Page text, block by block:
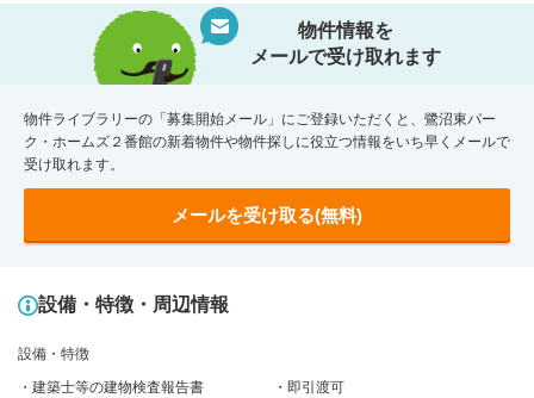
物件情報を
メールで受け取れます
物件ライブラリーの「募集開始メール」にご登録いただくと、鷺沼東パー
ク・ホームズ２番館の新着物件や物件探しに役立つ情報をいち早くメールで
受け取れます。
メールを受け取る(無料)
設備・特徴・周辺情報
設備・特徴
建築士等の建物検査報告書
即引渡可